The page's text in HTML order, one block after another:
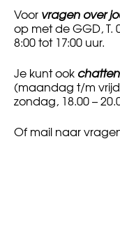
Voor vragen over
op met de GGD, T.
8:00 tot 17:00 uur.
Je kunt ook
(maandag t/m
zondag, 18.00 –
Of mail naar